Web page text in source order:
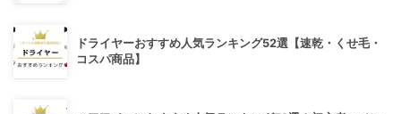
ドライヤーおすすめ人気ランキング52選【速乾・くせ毛・
コスパ商品】